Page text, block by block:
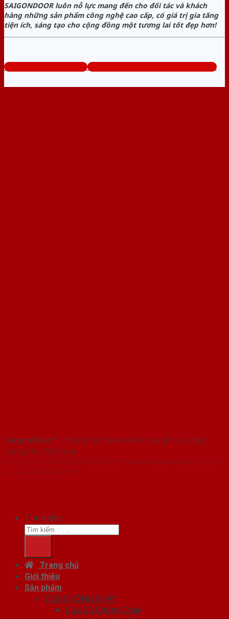
SAIGONDOOR luôn nỗ lực mang đến cho đối tác và khách
hàng những sản phẩm công nghệ cao cấp, có giá trị gia tăng
tiện ích, sáng tạo cho cộng đồng một tương lai tốt đẹp hơn!
www.cuagocuathep.com Tổng đài tư vấn miễn phí: 0824.400.400
SaigonDoor™ - Hệ thống Showroom cửa gỗ cửa thép
hàng đầu Việt Nam
Copyright ⓒ 2016 – 2026 SaigonDoor™ - www.cuagocuathep.com | Đơn
vị chủ quản SaigonDoor
Tìm kiếm:
Trang chủ
Giới thiệu
Sản phẩm
CỬA CHỐNG CHÁY
Cửa Gỗ Chống Cháy